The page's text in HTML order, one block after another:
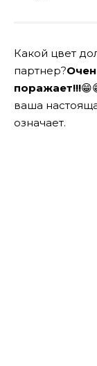
Какой цвет
партнер?
поражает!!!😁
ваша
означает.